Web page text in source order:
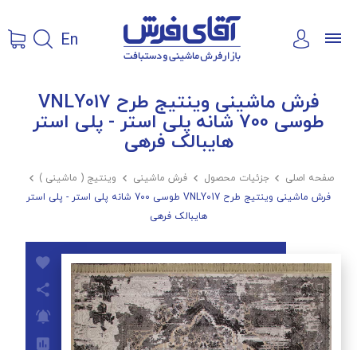
En
فرش ماشینی وینتیج طرح VNLY017
طوسی 700 شانه پلی استر - پلی استر
هایبالک فرهی
صفحه اصلی  جزئیات محصول  فرش ماشینی  وینتیج ( ماشینی ) 
فرش ماشینی وینتیج طرح VNLY017 طوسی 700 شانه پلی استر - پلی استر
هایبالک فرهی